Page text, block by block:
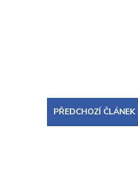
PŘEDCHOZÍ ČLÁNEK